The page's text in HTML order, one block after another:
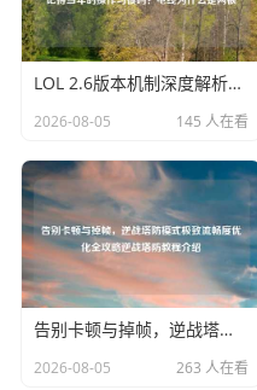
LOL 2.6版本机制深度解析，峡谷规则重塑，你还记得当年的操作习惯吗？电线为什么是两根
2026-08-05 145 人在看
告别卡顿与掉帧，逆战塔防模式极致流畅度优化全攻略逆战塔防教程介绍
2026-08-05 263 人在看